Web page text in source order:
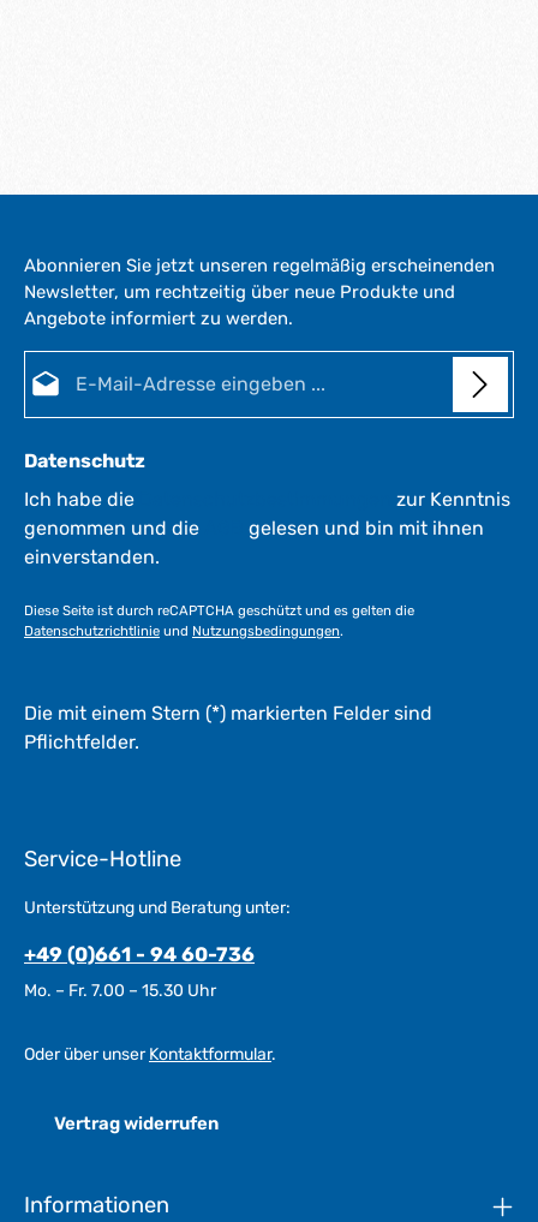
Abonnieren Sie jetzt unseren regelmäßig erscheinenden
Newsletter, um rechtzeitig über neue Produkte und
Angebote informiert zu werden.
Datenschutz
Ich habe die
zur Kenntnis
genommen und die
gelesen und bin mit ihnen
einverstanden.
Diese Seite ist durch reCAPTCHA geschützt und es gelten die
Datenschutzrichtlinie und Nutzungsbedingungen.
Die mit einem Stern (*) markierten Felder sind
Pflichtfelder.
Service-Hotline
Unterstützung und Beratung unter:
+49 (0)661 - 94 60-736
Mo. – Fr. 7.00 – 15.30 Uhr
Oder über unserKontaktformular.
Vertrag widerrufen
Informationen